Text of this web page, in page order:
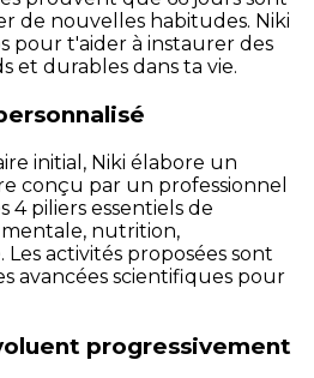
de nouvelles habitudes. Niki
pour t'aider à instaurer des
et durables dans ta vie.
initial, Niki élabore un
conçu par un professionnel
4 piliers essentiels de
mentale, nutrition,
activités proposées sont
avancées scientifiques pour
progressivement